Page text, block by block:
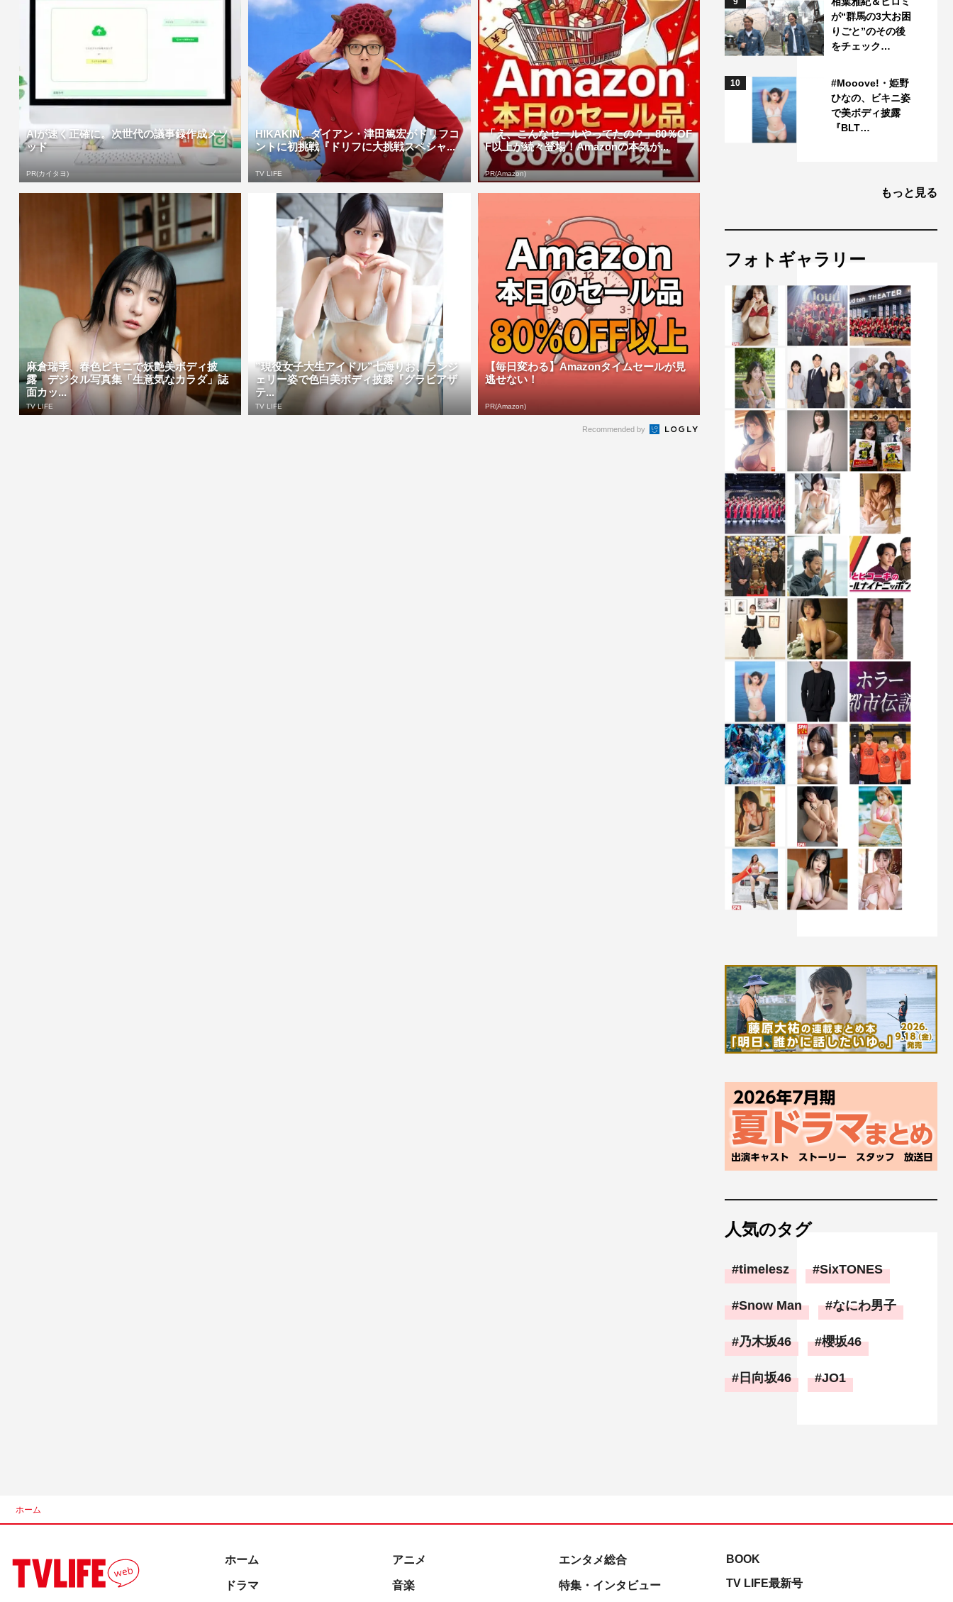
AIが速く正確に。次世代の議事録作成メソ
ッド
PR(カイタヨ)
HIKAKIN、ダイアン・津田篤宏がドリフコ
ントに初挑戦『ドリフに大挑戦スペシャ...
TV LIFE
「え、こんなセールやってたの？」80％OF
F以上が続々登場！Amazonの本気が...
PR(Amazon)
麻倉瑞季、春色ビキニで妖艶美ボディ披
露 デジタル写真集「生意気なカラダ」誌
面カッ...
TV LIFE
”現役女子大生アイドル”七海りお、ランジ
ェリー姿で色白美ボディ披露『グラビアザ
テ...
TV LIFE
【毎日変わる】Amazonタイムセールが見
逃せない！
PR(Amazon)
Recommended by
が“群馬の3大お困
りごと”のその後
をチェック…
10
#Mooove!・姫野
ひなの、ビキニ姿
で美ボディ披露
『BLT…
もっと見る
フォトギャラリー
人気のタグ
timelesz SixTONES
Snow Man なにわ男子
乃木坂46 櫻坂46
日向坂46 JO1
ホーム
ホーム
ドラマ
アニメ
音楽
エンタメ総合
特集・インタビュー
BOOK
TV LIFE最新号